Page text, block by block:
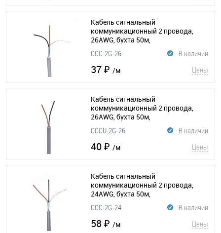
Кабель сигнальный
коммуникационный 2 провода,
26AWG, бухта 50м,
экранированный, серый (015-197)
В наличии
CCC-2G-26
37 ₽ /м Цены
Кабель сигнальный
коммуникационный 2 провода,
26AWG, бухта 50м,
неэкранированный, серый
(015-191)
В наличии
CCCU-2G-26
40 ₽ /м Цены
Кабель сигнальный
коммуникационный 2 провода,
24AWG, бухта 50м,
экранированный, серый (015-204)
В наличии
CCC-2G-24
58 ₽ /м Цены